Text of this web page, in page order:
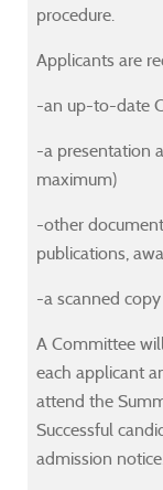
procedure.
Applicants are
-an up-to-date
-a presentation
maximum)
-other
publications,
-a scanned
A Committee
each applicant
attend the
Successful
admission